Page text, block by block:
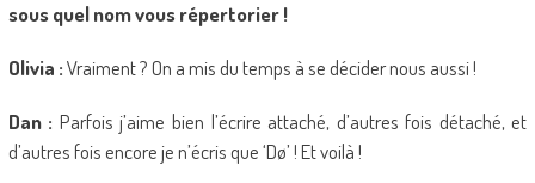
sous quel nom vous répertorier !
Olivia :Vraiment ? On a mis du temps à se décider nous aussi !
Dan : Parfois j’aime bien l’écrire attaché, d’autres fois détaché, et
d’autres fois encore je n’écris que ‘Dø’ ! Et voilà !